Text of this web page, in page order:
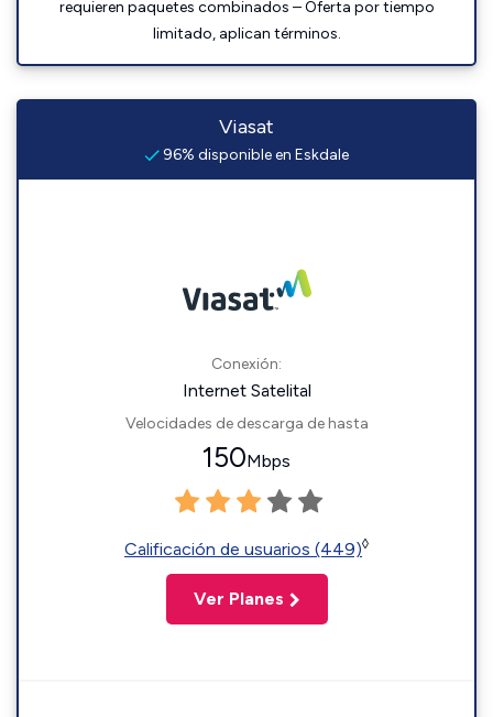
requieren paquetes combinados – Oferta por tiempo
limitado, aplican términos.
Viasat
96% disponible en Eskdale
Conexión:
Internet Satelital
Velocidades de descarga de hasta
150Mbps
Calificación de usuarios (449)◊
Ver Planes